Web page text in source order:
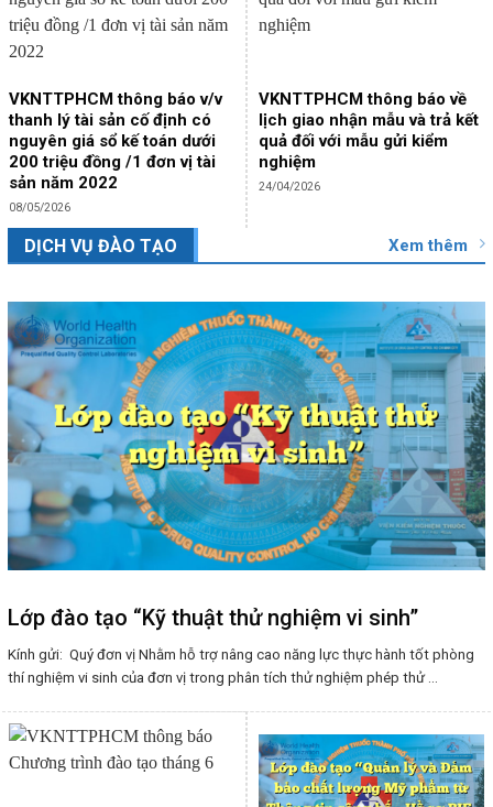
VKNTTPHCM thông báo v/v
thanh lý tài sản cố định có
nguyên giá sổ kế toán dưới
200 triệu đồng /1 đơn vị tài
sản năm 2022
08/05/2026
VKNTTPHCM thông báo về
lịch giao nhận mẫu và trả kết
quả đối với mẫu gửi kiểm
nghiệm
24/04/2026
DỊCH VỤ ĐÀO TẠO Xem thêm
Lớp đào tạo “Kỹ thuật thử nghiệm vi sinh”
Kính gửi: Quý đơn vị Nhằm hỗ trợ nâng cao năng lực thực hành tốt phòng
thí nghiệm vi sinh của đơn vị trong phân tích thử nghiệm phép thử ...